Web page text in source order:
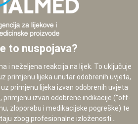
to nuspojava?
i neželjena reakcija na lijek. To uključuje
primjenu lijeka unutar odobrenih uvjeta,
primjenu lijeka izvan odobrenih uvjeta
primjenu izvan odobrene indikacije (”off-
zloporabu i medikacijske pogreške) te
zbog profesionalne izloženosti...